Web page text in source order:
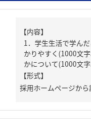
【内容】
1．学生生活で学ん
かりやすく(1000文
かについて(1000文
【形式】
採用ホームページから